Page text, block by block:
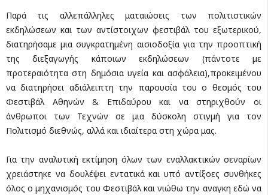
Παρά τις αλλεπάλληλες ματαιώσεις των πολιτιστικών
εκδηλώσεων και των αντίστοιχων φεστιβάλ του εξωτερικού,
διατηρήσαμε μια συγκρατημένη αισιοδοξία για την προοπτική
της διεξαγωγής κάποιων εκδηλώσεων (πάντοτε με
προτεραιότητα στη δημόσια υγεία και ασφάλεια),προκειμένου
να διατηρήσει αδιάλειπτη την παρουσία του ο θεσμός του
Φεστιβάλ Αθηνών & Επιδαύρου και να στηριχθούν οι
άνθρωποι των Τεχνών σε μια δύσκολη στιγμή για τον
Πολιτισμό διεθνώς, αλλά και ιδιαίτερα στη χώρα μας.
Για την αναλυτική εκτίμηση όλων των εναλλακτικών σεναρίων
χρειάστηκε να δουλέψει εντατικά και υπό αντίξοες συνθήκες
όλος ο μηχανισμός του Φεστιβάλ και νιώθω την αναγκη εδώ να